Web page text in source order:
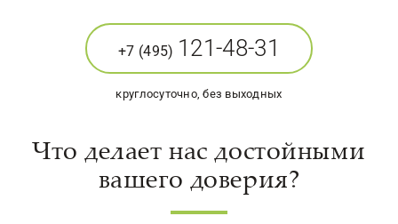
+7 (495) 121-48-31
круглосуточно, без выходных
Что делает нас достойными
вашего доверия?